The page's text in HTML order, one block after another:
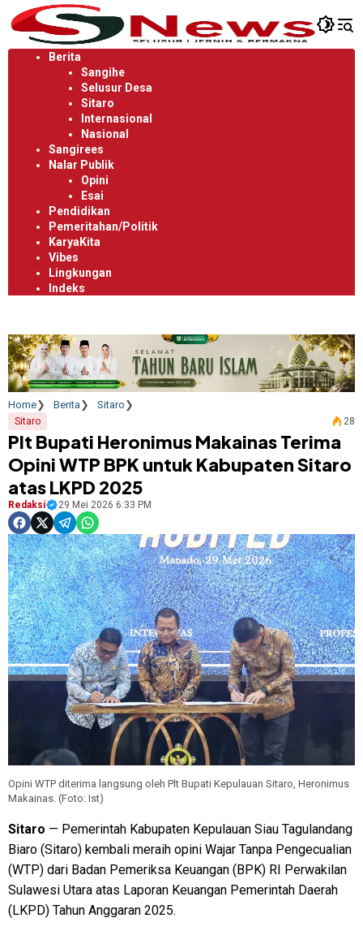
Langsung
ke
konten
Berita
Sangihe
Selusur Desa
Sitaro
Internasional
Nasional
Sangirees
Nalar Publik
Opini
Esai
Pendidikan
Pemeritahan/Politik
KaryaKita
Vibes
Lingkungan
Indeks
Home Berita Sitaro
Sitaro 28
Plt Bupati Heronimus Makainas Terima
Opini WTP BPK untuk Kabupaten Sitaro
atas LKPD 2025
Redaksi 29 Mei 2026 6:33 PM
Opini WTP diterima langsung oleh Plt Bupati Kepulauan Sitaro, Heronimus
Makainas. (Foto: Ist)
Sitaro — Pemerintah Kabupaten Kepulauan Siau Tagulandang
Biaro (Sitaro) kembali meraih opini Wajar Tanpa Pengecualian
(WTP) dari Badan Pemeriksa Keuangan (BPK) RI Perwakilan
Sulawesi Utara atas Laporan Keuangan Pemerintah Daerah
(LKPD) Tahun Anggaran 2025.